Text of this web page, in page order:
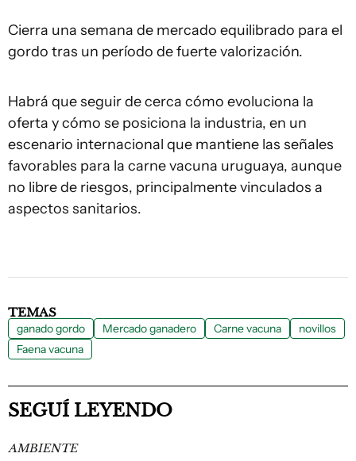
Cierra una semana de mercado equilibrado para el
gordo tras un período de fuerte valorización.
Habrá que seguir de cerca cómo evoluciona la
oferta y cómo se posiciona la industria, en un
escenario internacional que mantiene las señales
favorables para la carne vacuna uruguaya, aunque
no libre de riesgos, principalmente vinculados a
aspectos sanitarios.
TEMAS
ganado gordo Mercado ganadero Carne vacuna
novillos
Faena vacuna
SEGUÍ LEYENDO
AMBIENTE